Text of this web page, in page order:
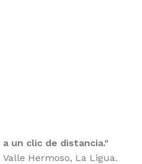
un clic de distancia."
Hermoso, La Ligua.